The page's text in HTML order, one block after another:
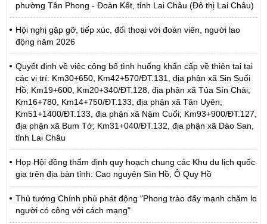
phường Tân Phong - Đoàn Kết, tỉnh Lai Châu (Đô thị Lai Châu)
Hội nghị gặp gỡ, tiếp xúc, đối thoại với đoàn viên, người lao
động năm 2026
Quyết định về việc công bố tình huống khẩn cấp về thiên tai tại
các vị trí: Km30+650, Km42+570/ĐT.131, địa phận xã Sin Suối
Hồ; Km19+600, Km20+340/ĐT.128, địa phận xã Tủa Sín Chải;
Km16+780, Km14+750/ĐT.133, địa phận xã Tân Uyên;
Km51+1400/ĐT.133, địa phận xã Nậm Cuổi; Km93+900/ĐT.127,
địa phận xã Bum Tở; Km31+040/ĐT.132, địa phận xã Dào San,
tỉnh Lai Châu
Họp Hội đồng thẩm định quy hoạch chung các Khu du lịch quốc
gia trên địa bàn tỉnh: Cao nguyên Sìn Hồ, Ô Quy Hồ
Thủ tướng Chính phủ phát động "Phong trào đẩy mạnh chăm lo
người có công với cách mạng"